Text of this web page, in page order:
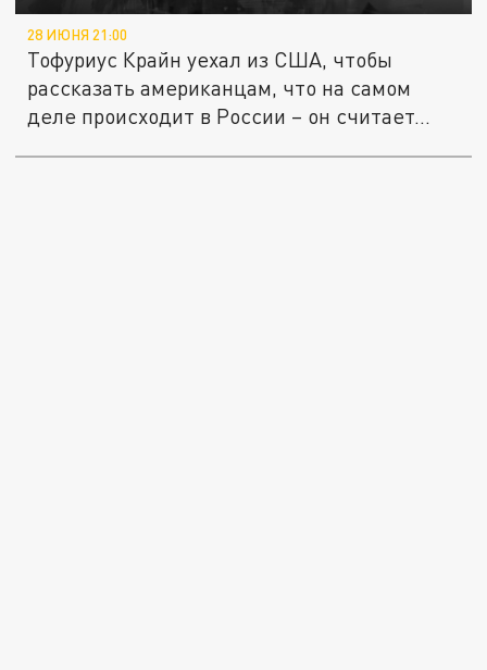
28 ИЮНЯ 21:00
Тофуриус Крайн уехал из США, чтобы
рассказать американцам, что на самом
деле происходит в России – он считает...